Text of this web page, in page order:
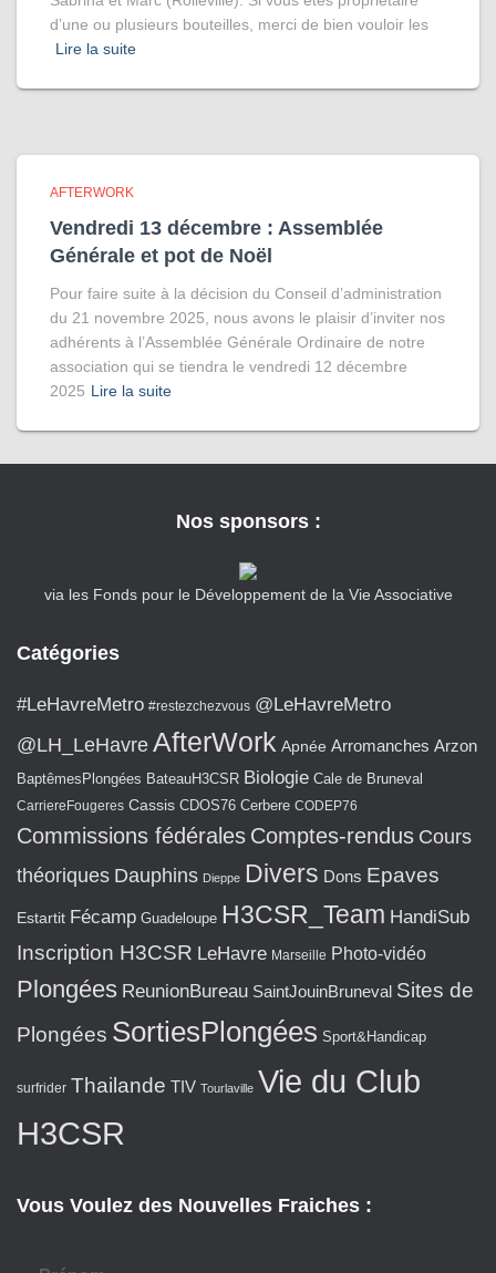
d’une ou plusieurs bouteilles, merci de bien vouloir les
Lire la suite
AFTERWORK
Vendredi 13 décembre : Assemblée
Générale et pot de Noël
Pour faire suite à la décision du Conseil d’administration
du 21 novembre 2025, nous avons le plaisir d’inviter nos
adhérents à l’Assemblée Générale Ordinaire de notre
association qui se tiendra le vendredi 12 décembre
2025 Lire la suite
Nos sponsors :
via les Fonds pour le Développement de la Vie Associative
Catégories
#LeHavreMetro #restezchezvous @LeHavreMetro
@LH_LeHavre AfterWork Apnée Arromanches Arzon
BaptêmesPlongées BateauH3CSR Biologie Cale de Bruneval
CarriereFougeres Cassis CDOS76 Cerbere CODEP76
Commissions fédérales Comptes-rendus Cours
théoriques Dauphins Dieppe Divers Dons Epaves
Estartit Fécamp Guadeloupe H3CSR_Team HandiSub
Inscription H3CSR LeHavre Marseille Photo-vidéo
Plongées ReunionBureau SaintJouinBruneval Sites de
Plongées SortiesPlongées Sport&Handicap
surfrider Thailande TIV Tourlaville Vie du Club
H3CSR
Vous Voulez des Nouvelles Fraiches :